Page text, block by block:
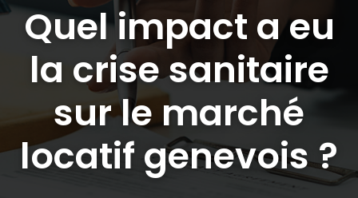
Quel impact a eu
la crise sanitaire
sur le marché
locatif genevois ?